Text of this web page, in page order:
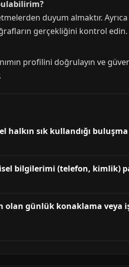
duyum almaktır.
gerçekliğini kontrol edin.
profilini doğrulayın ve
sık kullandığı
bilgilerimi (telefon, kimlik)
olan günlük konaklama veya